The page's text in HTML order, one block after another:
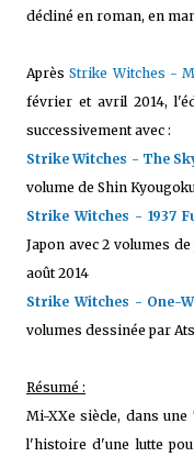
décliné en roman, en
AprèsStrike Witches -
février et avril 2014,
successivement avec :
Strike Witches - The
volume de Shin
Strike Witches - 1937
Japon avec 2 volumes
août 2014
Strike Witches - One-
volumes dessinée par
Résumé :
Mi-XXe siècle, dans
l'histoire d'une lutte